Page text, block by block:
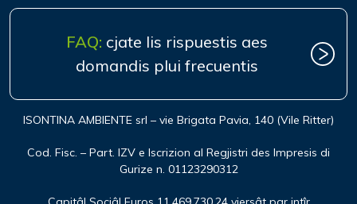
FAQ: cjate lis rispuestis aes
domandis plui frecuentis
ISONTINA AMBIENTE srl – vie Brigata Pavia, 140 (Vile Ritter)
Cod. Fisc. – Part. IZV e Iscrizion al Regjistri des Impresis di
Gurize n. 01123290312